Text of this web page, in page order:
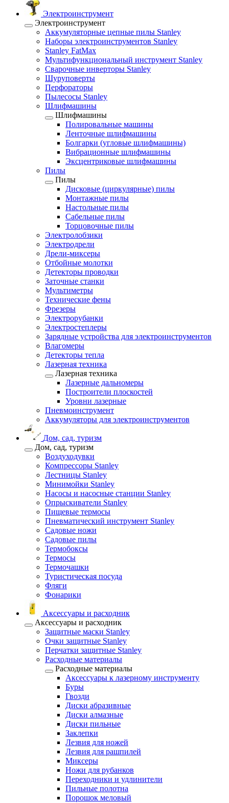
Электроинструмент
Электроинструмент
Аккумуляторные цепные пилы Stanley
Наборы электроинструментов Stanley
Stanley FatMax
Мультифункциональный инструмент Stanley
Сварочные инверторы Stanley
Шуруповерты
Перфораторы
Пылесосы Stanley
Шлифмашины
Шлифмашины
Полировальные машины
Ленточные шлифмашины
Болгарки (угловые шлифмашины)
Вибрационные шлифмашины
Эксцентриковые шлифмашины
Пилы
Пилы
Дисковые (циркулярные) пилы
Монтажные пилы
Настольные пилы
Сабельные пилы
Торцовочные пилы
Электролобзики
Электродрели
Дрели-миксеры
Отбойные молотки
Детекторы проводки
Заточные станки
Мультиметры
Технические фены
Фрезеры
Электрорубанки
Электростеплеры
Зарядные устройства для электроинструментов
Влагомеры
Детекторы тепла
Лазерная техника
Лазерная техника
Лазерные дальномеры
Построители плоскостей
Уровни лазерные
Пневмоинструмент
Аккумуляторы для электроинструментов
Дом, сад, туризм
Дом, сад, туризм
Воздуходувки
Компрессоры Stanley
Лестницы Stanley
Минимойки Stanley
Насосы и насосные станции Stanley
Опрыскиватели Stanley
Пищевые термосы
Пневматический инструмент Stanley
Садовые ножи
Садовые пилы
Термобоксы
Термосы
Термочашки
Туристическая посуда
Фляги
Фонарики
Аксессуары и расходник
Аксессуары и расходник
Защитные маски Stanley
Очки защитные Stanley
Перчатки защитные Stanley
Расходные материалы
Расходные материалы
Аксессуары к лазерному инструменту
Буры
Гвозди
Диски абразивные
Диски алмазные
Диски пильные
Заклепки
Лезвия для ножей
Лезвия для рашпилей
Миксеры
Ножи для рубанков
Переходники и удлинители
Пильные полотна
Порошок меловый